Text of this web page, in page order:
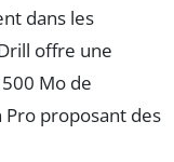
dans les
offre une
Mo de
Pro proposant des